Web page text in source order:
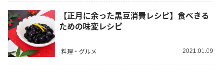
【正月に余った黒豆消費レシピ】食べきる
ための味変レシピ
料理・グルメ 2021.01.09